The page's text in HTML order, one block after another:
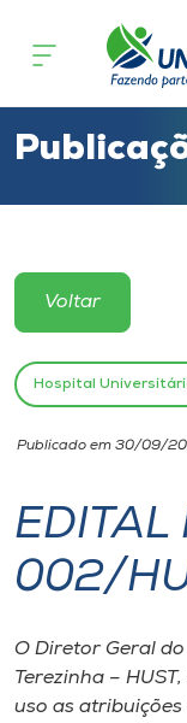
Cursos
Atendimento ao
Portal de Ensino
Unoesc
I.nova
Diplomados
Voltar
Hospital
Publicado em 30/09/
EDITAL
002/
O Diretor Geral
Terezinha –
uso as